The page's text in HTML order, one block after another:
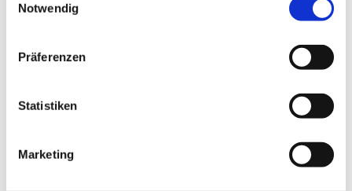
Notwendig
Präferenzen
Statistiken
Marketing